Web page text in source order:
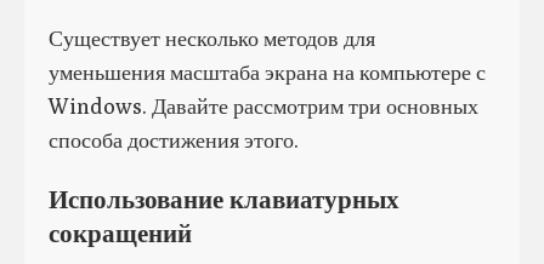
Существует несколько методов для
уменьшения масштаба экрана на компьютере с
Windows. Давайте рассмотрим три основных
способа достижения этого.
Использование клавиатурных
сокращений